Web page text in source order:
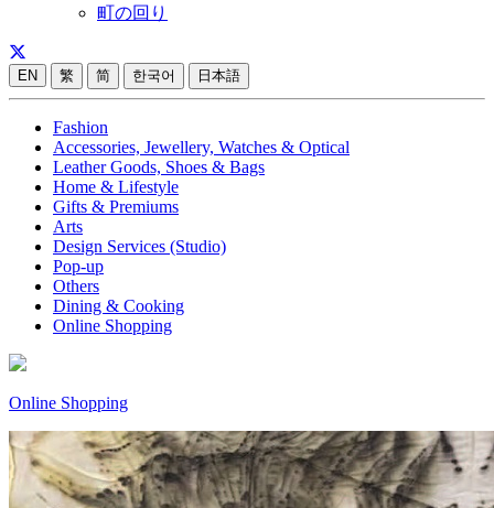
町の回り
EN 繁 简 한국어 日本語
Fashion
Accessories, Jewellery, Watches & Optical
Leather Goods, Shoes & Bags
Home & Lifestyle
Gifts & Premiums
Arts
Design Services (Studio)
Pop-up
Others
Dining & Cooking
Online Shopping
Online Shopping